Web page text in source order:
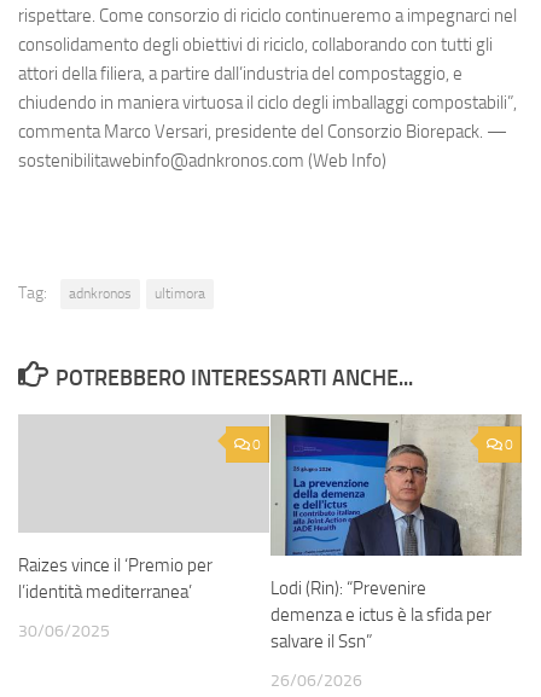
rispettare. Come consorzio di riciclo continueremo a impegnarci nel
consolidamento degli obiettivi di riciclo, collaborando con tutti gli
attori della filiera, a partire dall’industria del compostaggio, e
chiudendo in maniera virtuosa il ciclo degli imballaggi compostabili”,
commenta Marco Versari, presidente del Consorzio Biorepack. —
sostenibilitawebinfo@adnkronos.com (Web Info)
Tag: adnkronos ultimora
POTREBBERO INTERESSARTI ANCHE...
0
Raizes vince il ‘Premio per
l’identità mediterranea’
30/06/2025
0
Lodi (Rin): “Prevenire
demenza e ictus è la sfida per
salvare il Ssn”
26/06/2026